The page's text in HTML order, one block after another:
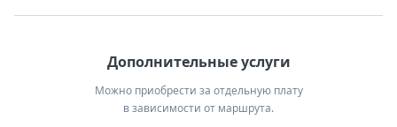
Дополнительные услуги
Можно приобрести за отдельную плату
в зависимости от маршрута.